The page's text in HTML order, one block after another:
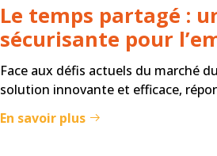
Le temps partagé :
sécurisante pour
Face aux défis actuels du marché
solution innovante et efficace,
En savoir plus